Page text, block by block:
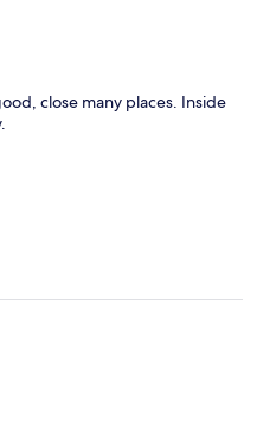
close many places. Inside